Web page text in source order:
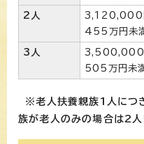
2人
3,120,000
455万円未満
3人
3,500,000
505万円未満
※老人扶養親族1人につ
族が老人のみの場合は2人